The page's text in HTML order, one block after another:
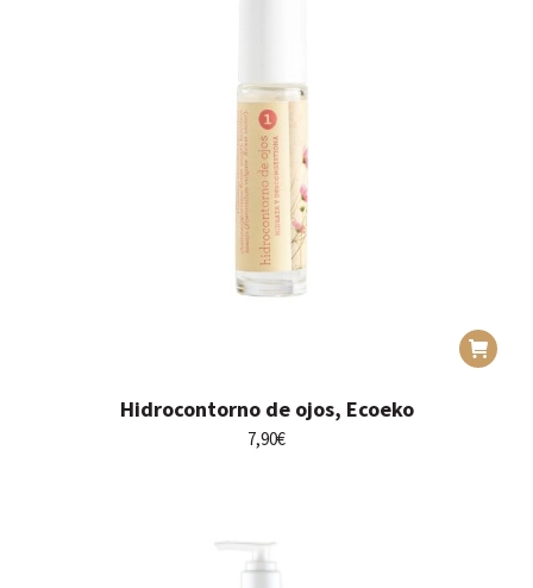
Hidrocontorno de ojos, Ecoeko
7,90€